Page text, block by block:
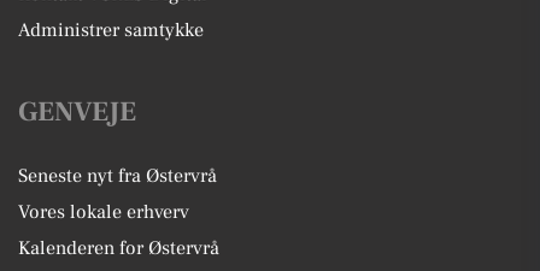
Administrer samtykke
GENVEJE
Seneste nyt fra Østervrå
Vores lokale erhverv
Kalenderen for Østervrå